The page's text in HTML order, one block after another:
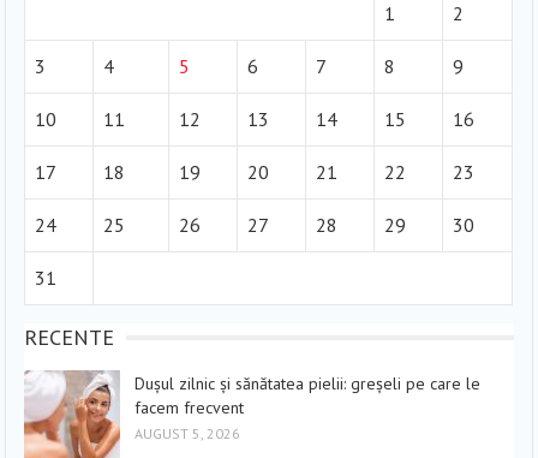
1 2
3 4 5 6 7 8 9
10 11 12 13 14 15 16
17 18 19 20 21 22 23
24 25 26 27 28 29 30
31
RECENTE
Dușul zilnic și sănătatea pielii: greșeli pe care le
facem frecvent
AUGUST 5, 2026